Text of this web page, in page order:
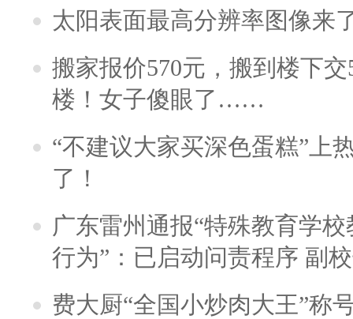
太阳表面最高分辨率图像来
搬家报价570元，搬到楼下
楼！女子傻眼了……
“不建议大家买深色蛋糕”上
了！
广东雷州通报“特殊教育学
行为”：已启动问责程序 副
费大厨“全国小炒肉大王”称